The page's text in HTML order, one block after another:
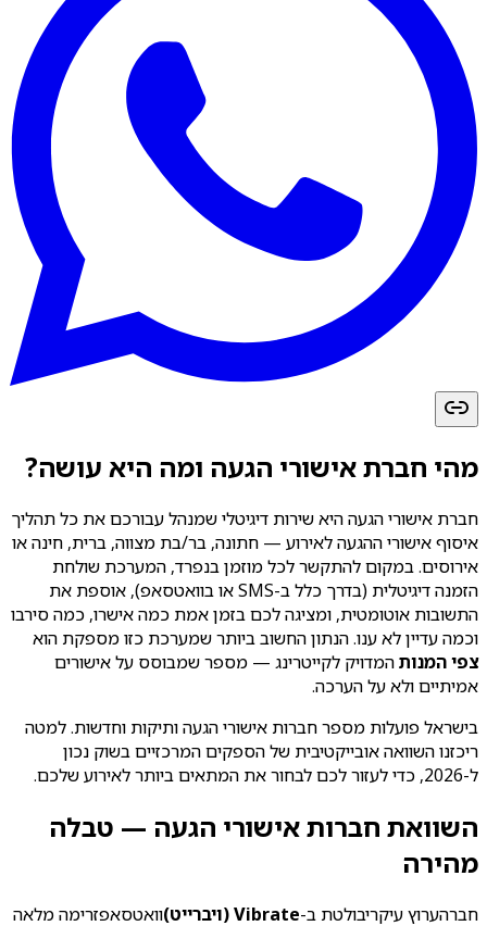
מהי חברת אישורי הגעה ומה היא עושה?
חברת אישורי הגעה היא שירות דיגיטלי שמנהל עבורכם את כל תהליך
איסוף אישורי ההגעה לאירוע — חתונה, בר/בת מצווה, ברית, חינה או
אירוסים. במקום להתקשר לכל מוזמן בנפרד, המערכת שולחת
הזמנה דיגיטלית (בדרך כלל ב-SMS או בוואטסאפ), אוספת את
התשובות אוטומטית, ומציגה לכם בזמן אמת כמה אישרו, כמה סירבו
וכמה עדיין לא ענו. הנתון החשוב ביותר שמערכת כזו מספקת הוא
צפי המנותהמדויק לקייטרינג — מספר שמבוסס על אישורים
אמיתיים ולא על הערכה.
בישראל פועלות מספר חברות אישורי הגעה ותיקות וחדשות. למטה
ריכזנו השוואה אובייקטיבית של הספקים המרכזיים בשוק נכון
ל-2026, כדי לעזור לכם לבחור את המתאים ביותר לאירוע שלכם.
השוואת חברות אישורי הגעה — טבלה
מהירה
חברהערוץ עיקריבולטת ב-Vibrate (ויברייט)
וואטסאפזרימה מלאה